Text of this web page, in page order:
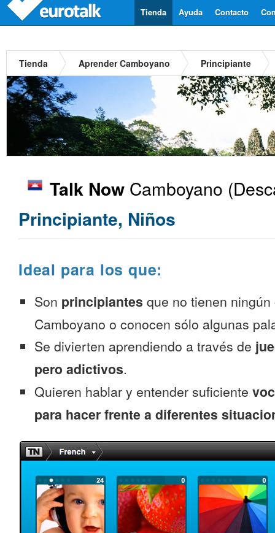
Contacto
Ayuda
Tienda
Tienda Aprender Camboyano Principiante
Talk Now Camboyano
Principiante, Niños
Ideal para los que:
Son principiantes que no tienen
Camboyano o conocen sólo algunas
Se divierten aprendiendo a través de
pero adictivos.
Quieren hablar y entender suficiente
para hacer frente a diferentes